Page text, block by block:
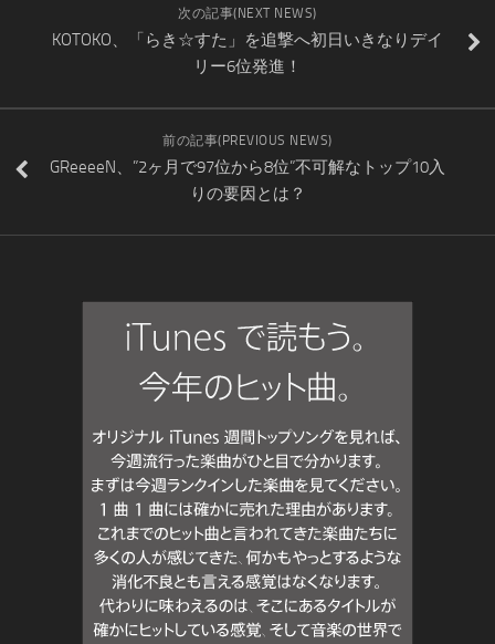
次の記事(NEXT NEWS)
KOTOKO、「らき☆すた」を追撃へ初日いきなりデイ
リー6位発進！
前の記事(PREVIOUS NEWS)
GReeeeN、”2ヶ月で97位から8位”不可解なトップ10入
りの要因とは？